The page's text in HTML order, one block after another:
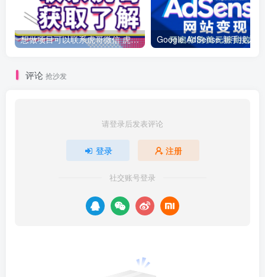
想做项目可以联系虎哥微信 虎哥一对一解答并且远程视频教学
评论 抢沙发
请登录后发表评论
登录 注册
社交账号登录